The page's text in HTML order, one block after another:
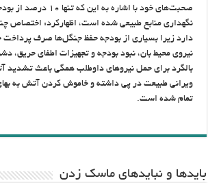
صحبت‌های خود با اشاره به
نگهداری منابع طبیعی شده است، اظهارکرد: اختصاص
دارد زیرا بسیاری از بودجه حفظ جنگل‌ها صرف
نیروی محیط بان، نبود بودجه و تجهیزات اطفای حریق،
بالگرد برای حمل نیروهای داوطلب همگی باعث تشدید
ویرانی طبیعت در پی داشته و خاموش کردن آتش به بهای
تمام شده است.
باید‌ها و نبایدهای ماسک زدن